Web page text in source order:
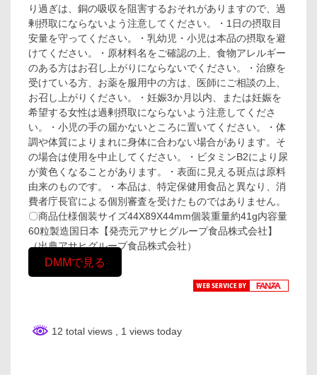
り過ぎは、銅の吸収を阻害するおそれがありますので、過
剰摂取にならないよう注意してください。・1日の摂取目
安量を守ってください。・乳幼児・小児は本品の摂取を避
けてください。・原材料名をご確認の上、食物アレルギー
のある方はお召し上がりにならないでください。・治療を
受けている方、お薬を服用中の方は、医師にご相談の上、
お召し上がりください。・妊娠3か月以内、または妊娠を
希望する女性は過剰摂取にならないよう注意してくださ
い。・小児の手の届かないところに置いてください。・体
調や体質によりまれに身体に合わない場合があります。そ
の場合は使用を中止してください。・ビタミンB2により尿
が黄色くなることがあります。・表面に見える斑点は原料
由来のものです。・本品は、特定保健用食品と異なり、消
費者庁長官による個別審査を受けたものではありません。
〇商品仕様個装サイズ44X89X44mm個装重量約41g内容量
60粒製造国日本【発売元アサヒグループ食品株式会社】
（出典アサヒグループ食品株式会社）
DMMで見る
12 total views , 1 views today